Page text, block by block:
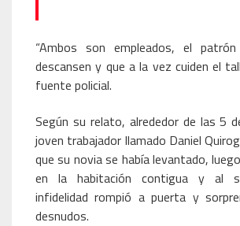
“Ambos son empleados, el
descansen y que a la vez cuiden el
fuente policial.
Según su relato, alrededor de las 5
joven trabajador llamado Daniel
que su novia se había levantado,
en la habitación contigua y al
infidelidad rompió a puerta y
desnudos.